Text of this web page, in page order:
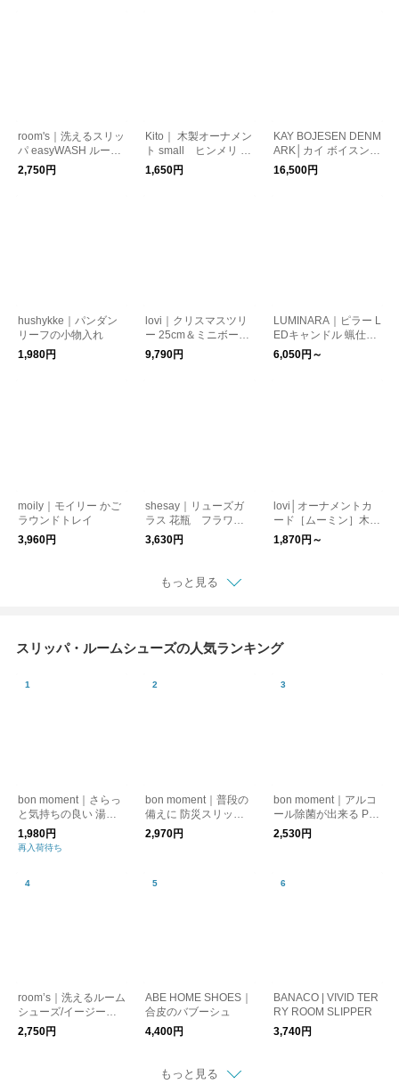
room's｜洗えるスリッ
パ easyWASH ルーム
ズ イージーウォッシ
ュ
2,750円
Kito｜ 木製オーナメン
ト small ヒンメリ モ
ビール
1,650円
KAY BOJESEN DENM
ARK│カイ ボイスン m
onkey（モンキー）ミ
16,500円
hushykke｜パンダン
リーフの小物入れ
1,980円
lovi｜クリスマスツリ
ー 25cm＆ミニボール
セット
9,790円
LUMINARA｜ピラー L
EDキャンドル 蝋仕立
て
6,050円～
moily｜モイリー かご
ラウンドトレイ
3,960円
shesay｜リューズガ
ラス 花瓶 フラワー
ベース
3,630円
lovi│オーナメントカ
ード［ムーミン］木製
オブジェ
1,870円～
もっと見る
スリッパ・ルームシューズの人気ランキング
bon moment｜さらっ
と気持ちの良い 湯上
りスリッパ
1,980円
再入荷待ち
bon moment｜普段の
備えに 防災スリッパ /
踏み抜き防止
2,970円
bon moment｜アルコ
ール除菌が出来る PV
Cスリッパ トイレスリ
ッパ 来客用スリッパ
2,530円
room’s｜洗えるルーム
シューズ/イージーウ
ォッシュ スリッパ/
室内履き
2,750円
ABE HOME SHOES｜
合皮のバブーシュ
4,400円
BANACO | VIVID TER
RY ROOM SLIPPER
3,740円
もっと見る